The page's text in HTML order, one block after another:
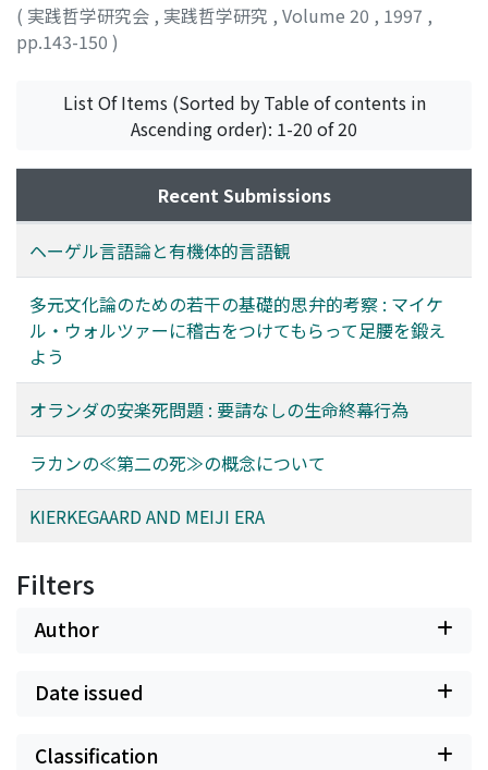
( 実践哲学研究会 , 実践哲学研究 , Volume 20 , 1997 ,
pp.143-150 )
List Of Items (Sorted by Table of contents in
Ascending order): 1-20 of 20
Recent Submissions
ヘーゲル言語論と有機体的言語観
多元文化論のための若干の基礎的思弁的考察 : マイケ
ル・ウォルツァーに稽古をつけてもらって足腰を鍛え
よう
オランダの安楽死問題 : 要請なしの生命終幕行為
ラカンの≪第二の死≫の概念について
KIERKEGAARD AND MEIJI ERA
Filters
Author
Date issued
Classification